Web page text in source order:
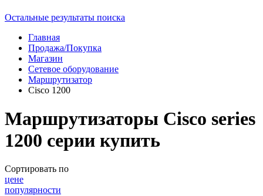
Остальные результаты поиска
Главная
Продажа/Покупка
Магазин
Сетевое оборудование
Маршрутизатор
Cisco 1200
Маршрутизаторы Cisco series
1200 серии купить
Сортировать по
цене
популярности